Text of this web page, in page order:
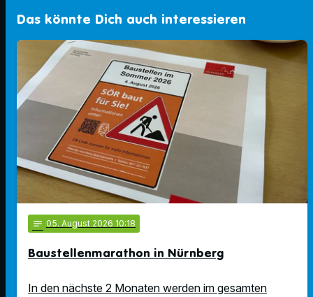
Das könnte Dich auch interessieren
notes 05. August 2026 10:18
Baustellenmarathon in Nürnberg
In den nächste 2 Monaten werden im gesamten